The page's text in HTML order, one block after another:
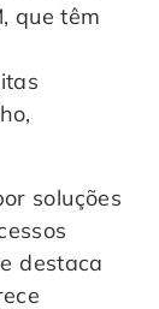
que têm
soluções
destaca